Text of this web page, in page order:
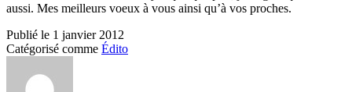
aussi. Mes meilleurs voeux à vous ainsi qu’à vos proches.
Publié le 1 janvier 2012
Catégorisé comme Édito